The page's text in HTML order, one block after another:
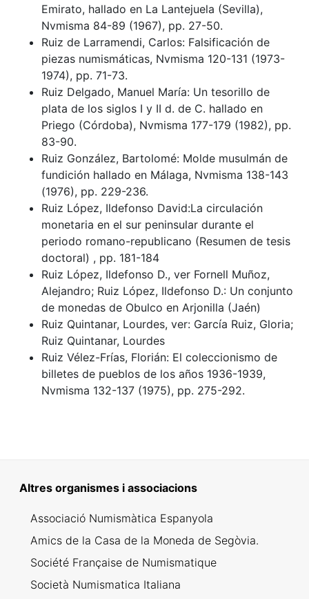
Emirato, hallado en La Lantejuela (Sevilla),
Nvmisma 84-89 (1967), pp. 27-50.
Ruiz de Larramendi, Carlos: Falsificación de
piezas numismáticas, Nvmisma 120-131 (1973-
1974), pp. 71-73.
Ruiz Delgado, Manuel María: Un tesorillo de
plata de los siglos I y II d. de C. hallado en
Priego (Córdoba), Nvmisma 177-179 (1982), pp.
83-90.
Ruiz González, Bartolomé: Molde musulmán de
fundición hallado en Málaga, Nvmisma 138-143
(1976), pp. 229-236.
Ruiz López, Ildefonso David:La circulación
monetaria en el sur peninsular durante el
periodo romano-republicano (Resumen de tesis
doctoral) , pp. 181-184
Ruiz López, Ildefonso D., ver Fornell Muñoz,
Alejandro; Ruiz López, Ildefonso D.: Un conjunto
de monedas de Obulco en Arjonilla (Jaén)
Ruiz Quintanar, Lourdes, ver: García Ruiz, Gloria;
Ruiz Quintanar, Lourdes
Ruiz Vélez-Frías, Florián: El coleccionismo de
billetes de pueblos de los años 1936-1939,
Nvmisma 132-137 (1975), pp. 275-292.
Altres organismes i associacions
Associació Numismàtica Espanyola
Amics de la Casa de la Moneda de Segòvia.
Société Française de Numismatique
Società Numismatica Italiana